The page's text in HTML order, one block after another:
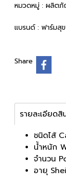
หมวดหมู่ : ผลิตภั
แบรนด์ : ฟาร์มสุข
Share
รายละเอียดสิ
ชนิดไส้
น้ำหนัก
จำนวน
อายุ